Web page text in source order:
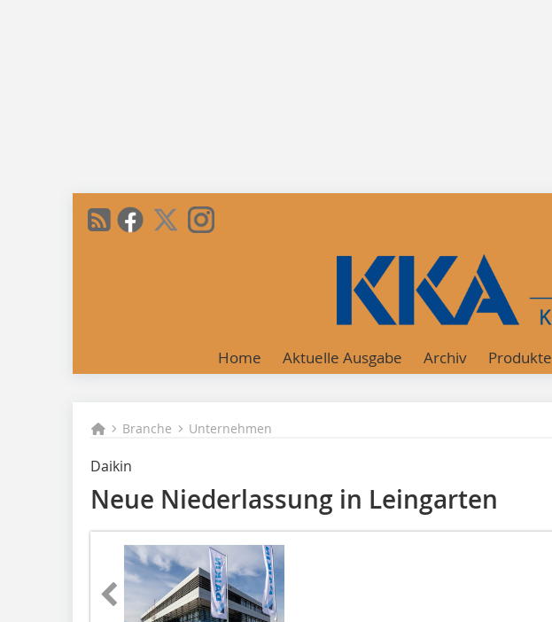
Home Aktuelle Ausgabe Archiv Produkte
Branche Unternehmen
Daikin
Neue Niederlassung in Leingarten